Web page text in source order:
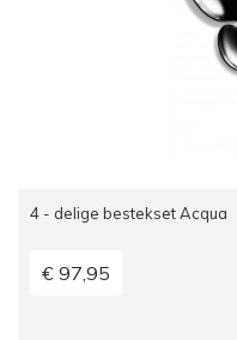
4 - delige bestekset Acqua
€ 97,95